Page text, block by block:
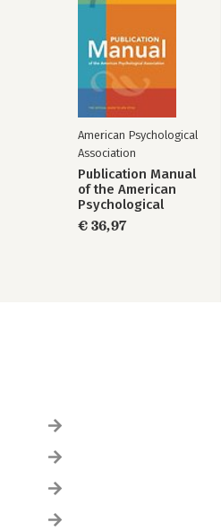
American Psychological
Association
Publication Manual
of the American
Psychological
Association 2020
€ 36,97